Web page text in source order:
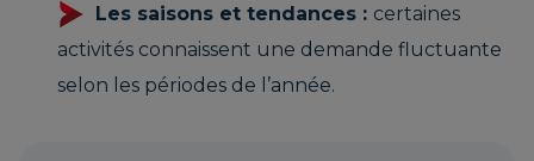
Les saisons et tendances : certaines
activités connaissent une demande fluctuante
selon les périodes de l’année.